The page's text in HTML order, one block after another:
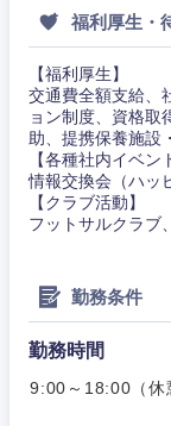
福利厚生・
【福利厚生】
交通費全額支給、
ョン制度、資格取
助、提携保養施設
【各種社内イベン
情報交換会（ハッ
【クラブ活動】
フットサルクラブ
勤務条件
勤務時間
9:00～18:00（休